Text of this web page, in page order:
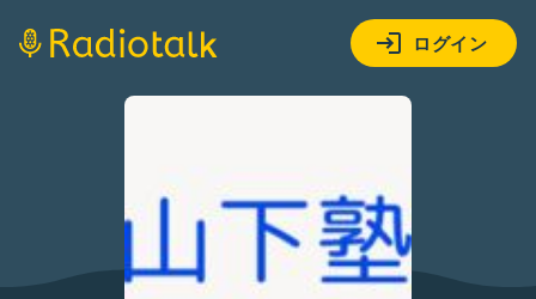
ログイン